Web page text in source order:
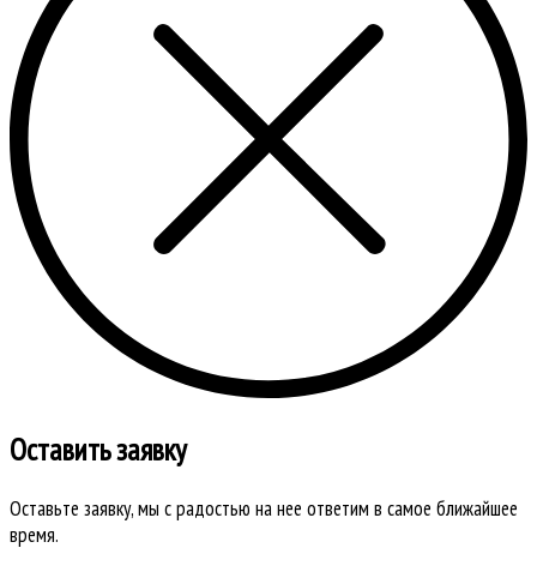
Оставить заявку
Оставьте заявку, мы с радостью на нее ответим в самое ближайшее
время.